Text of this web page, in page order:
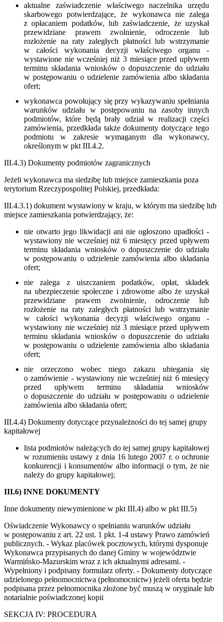
aktualne zaświadczenie właściwego naczelnika urzędu
skarbowego potwierdzające, że wykonawca nie zalega
z opłacaniem podatków, lub zaświadczenie, że uzyskał
przewidziane prawem zwolnienie, odroczenie lub
rozłożenie na raty zaległych płatności lub wstrzymanie
w całości wykonania decyzji właściwego organu -
wystawione nie wcześniej niż 3 miesiące przed upływem
terminu składania wniosków o dopuszczenie do udziału
w postępowaniu o udzielenie zamówienia albo składania
ofert;
wykonawca powołujący się przy wykazywaniu spełniania
warunków udziału w postępowaniu na zasoby innych
podmiotów, które będą brały udział w realizacji części
zamówienia, przedkłada także dokumenty dotyczące tego
podmiotu w zakresie wymaganym dla wykonawcy,
określonym w pkt III.4.2.
III.4.3) Dokumenty podmiotów zagranicznych
Jeżeli wykonawca ma siedzibę lub miejsce zamieszkania poza
terytorium Rzeczypospolitej Polskiej, przedkłada:
III.4.3.1) dokument wystawiony w kraju, w którym ma siedzibę lub
miejsce zamieszkania potwierdzający, że:
nie otwarto jego likwidacji ani nie ogłoszono upadłości -
wystawiony nie wcześniej niż 6 miesięcy przed upływem
terminu składania wniosków o dopuszczenie do udziału
w postępowaniu o udzielenie zamówienia albo składania
ofert;
nie zalega z uiszczaniem podatków, opłat, składek
na ubezpieczenie społeczne i zdrowotne albo że uzyskał
przewidziane prawem zwolnienie, odroczenie lub
rozłożenie na raty zaległych płatności lub wstrzymanie
w całości wykonania decyzji właściwego organu -
wystawiony nie wcześniej niż 3 miesiące przed upływem
terminu składania wniosków o dopuszczenie do udziału
w postępowaniu o udzielenie zamówienia albo składania
ofert;
nie orzeczono wobec niego zakazu ubiegania się
o zamówienie - wystawiony nie wcześniej niż 6 miesięcy
przed upływem terminu składania wniosków
o dopuszczenie do udziału w postępowaniu o udzielenie
zamówienia albo składania ofert;
III.4.4) Dokumenty dotyczące przynależności do tej samej grupy
kapitałowej
lista podmiotów należących do tej samej grupy kapitałowej
w rozumieniu ustawy z dnia 16 lutego 2007 r. o ochronie
konkurencji i konsumentów albo informacji o tym, że nie
należy do grupy kapitałowej;
III.6) INNE DOKUMENTY
Inne dokumenty niewymienione w pkt III.4) albo w pkt III.5)
Oświadczenie Wykonawcy o spełnianiu warunków udziału
w postępowaniu z art. 22 ust. 1 pkt. 1-4 ustawy Prawo zamówień
publicznych. - Wykaz placówek pocztowych, którymi dysponuje
Wykonawca przypisanych do danej Gminy w województwie
Warmińsko-Mazurskim wraz z ich aktualnymi adresami. -
Wypełniony i podpisany formularz oferty. - Dokumenty dotyczące
udzielonego pełnomocnictwa (pełnomocnictw) jeżeli oferta będzie
podpisana przez pełnomocnika złożone być muszą w oryginale lub
notarialnie poświadczonej kopii
SEKCJA IV: PROCEDURA